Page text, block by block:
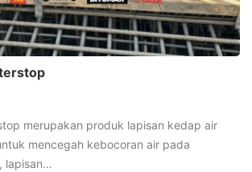
merupakan produk lapisan kedap air
mencegah kebocoran air pada
lapisan…